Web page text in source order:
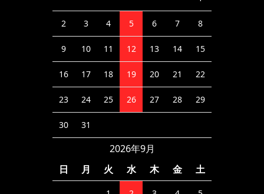
2 3 4 5 6 7 8
9 10 11 12 13 14 15
16 17 18 19 20 21 22
23 24 25 26 27 28 29
30 31
2026年9月
日
月 火 水 木 金 土